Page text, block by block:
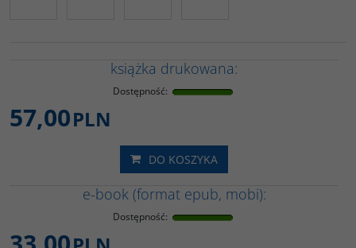
książka drukowana:
Dostępność:
57,00PLN
DO KOSZYKA
e-book (format epub, mobi):
Dostępność: